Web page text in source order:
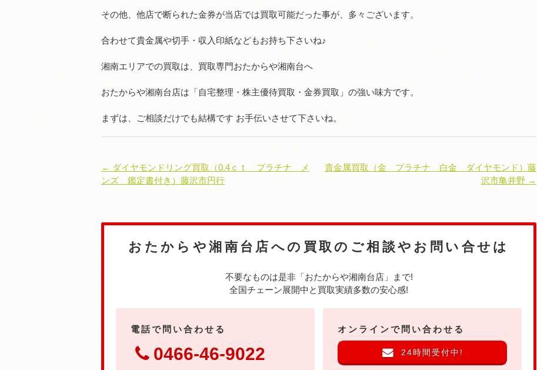
その他、他店で断られた金券が当店では買取可能だった事が、多々ございます。
合わせて貴金属や切手・収入印紙などもお持ち下さいね♪
湘南エリアでの買取は、買取専門おたからや湘南台へ
おたからや湘南台店は「自宅整理・株主優待買取・金券買取」の強い味方です。
まずは、ご相談だけでも結構です お手伝いさせて下さいね。
← ダイヤモンドリング買取（0.4ｃｔ プラチナ メ
ンズ 鑑定書付き）藤沢市円行
貴金属買取（金 プラチナ 白金 ダイヤモンド）藤
沢市亀井野 →
おたからや湘南台店への 買取のご相談やお問い合せは
不要なものは是非「おたからや湘南台店」まで!
全国チェーン展開中と買取実績多数の安心感!
電話で問い合わせる
0466-46-9022
オンラインで問い合わせる
24時間受付中!